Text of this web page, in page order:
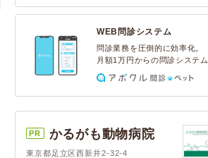
WEB問診システム
問診業務を圧倒的に効率化。
月額1万円からの問診システム
PR かるがも動物病院
東京都足立区西新井2-32-4